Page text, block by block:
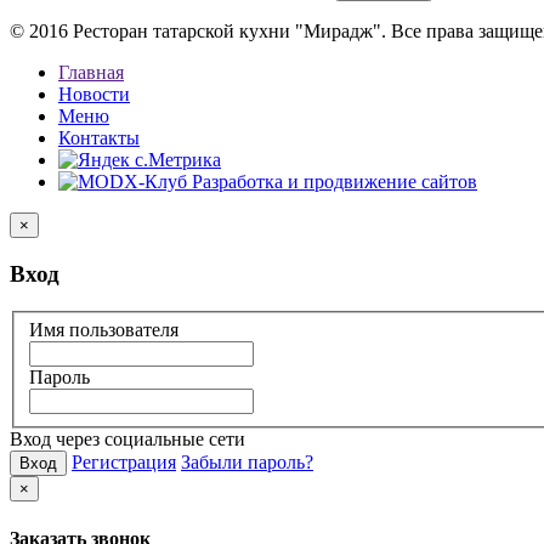
© 2016 Ресторан татарской кухни "Мирадж". Все права
Главная
Новости
Меню
Контакты
×
Вход
Имя пользователя
Пароль
Вход через социальные сети
Вход Регистрация Забыли пароль?
×
Заказать звонок